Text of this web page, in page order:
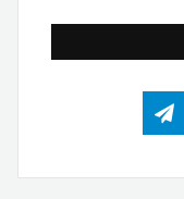
تلگرام